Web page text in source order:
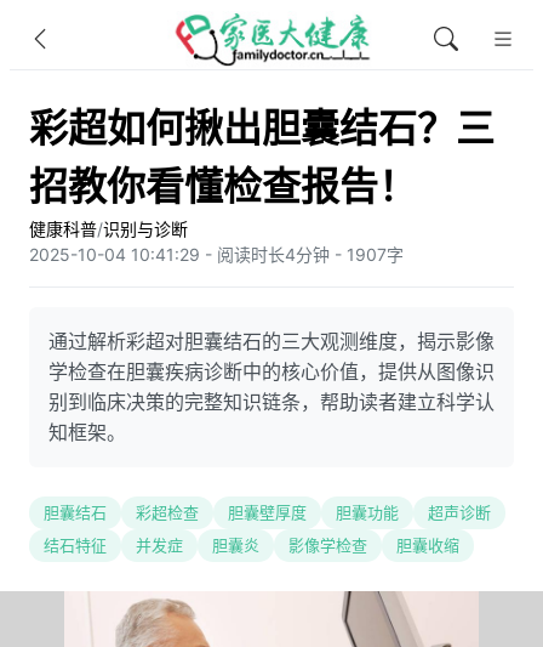
彩超如何揪出胆囊结石？三
招教你看懂检查报告！
健康科普/识别与诊断
2025-10-04 10:41:29 - 阅读时长4分钟 - 1907字
通过解析彩超对胆囊结石的三大观测维度，揭示影像
学检查在胆囊疾病诊断中的核心价值，提供从图像识
别到临床决策的完整知识链条，帮助读者建立科学认
知框架。
胆囊结石 彩超检查 胆囊壁厚度 胆囊功能
超声诊断
结石特征
并发症 胆囊炎 影像学检查 胆囊收缩